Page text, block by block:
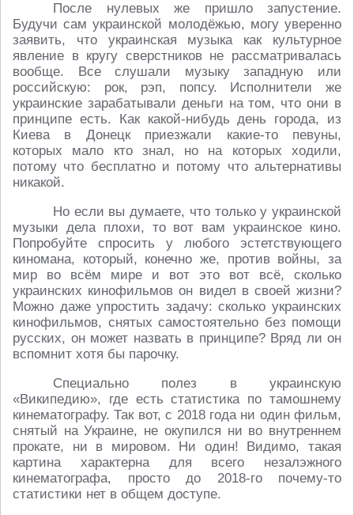
После нулевых же пришло запустение.
Будучи сам украинской молодёжью, могу уверенно
заявить, что украинская музыка как культурное
явление в кругу сверстников не рассматривалась
вообще. Все слушали музыку западную или
российскую: рок, рэп, попсу. Исполнители же
украинские зарабатывали деньги на том, что они в
принципе есть. Как какой-нибудь день города, из
Киева в Донецк приезжали какие-то певуны,
которых мало кто знал, но на которых ходили,
потому что бесплатно и потому что альтернативы
никакой.
Но если вы думаете, что только у украинской
музыки дела плохи, то вот вам украинское кино.
Попробуйте спросить у любого эстетствующего
киномана, который, конечно же, против войны, за
мир во всём мире и вот это вот всё, сколько
украинских кинофильмов он видел в своей жизни?
Можно даже упростить задачу: сколько украинских
кинофильмов, снятых самостоятельно без помощи
русских, он может назвать в принципе? Вряд ли он
вспомнит хотя бы парочку.
Специально полез в украинскую
«Википедию», где есть статистика по тамошнему
кинематографу. Так вот, с 2018 года ни один фильм,
снятый на Украине, не окупился ни во внутреннем
прокате, ни в мировом. Ни один! Видимо, такая
картина характерна для всего незалэжного
кинематографа, просто до 2018-го почему-то
статистики нет в общем доступе.